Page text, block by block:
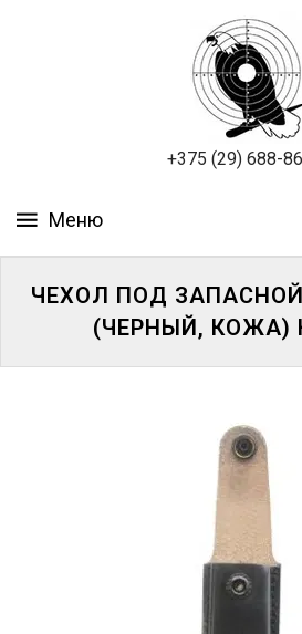
+375 (29) 688-
ОПТИКА
ЭКИПИРОВКА
И
ЧЕХОЛ ПОД
(ЧЕРНЫЙ, КОЖА)